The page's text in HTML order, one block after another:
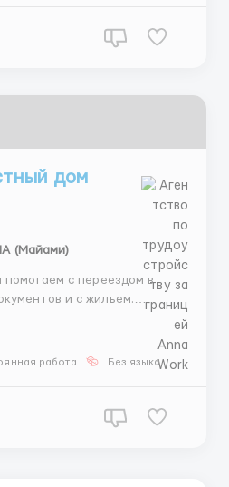
дом
(Майами)
помогаем с переездом в
и с жильем.
работа Без языка